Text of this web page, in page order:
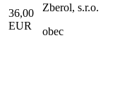
36,00
EUR
Zberol, s.r.o.
obec